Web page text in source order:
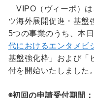
VIPO（ヴィーポ）は
ツ海外展開促進・基盤
5つの事業のうち、本日
代におけるエンタメビ
基盤強化枠」および「
付を開始いたしました。
◉初回の申請受付期間：